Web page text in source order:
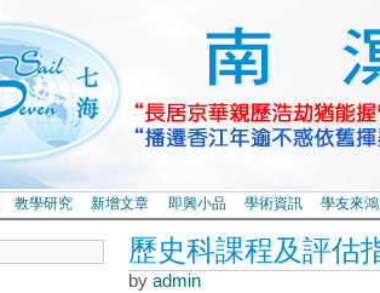
教學研究 新增文章 即興小品 學術資訊 學友來鴻
歷史科課程及評估
by admin